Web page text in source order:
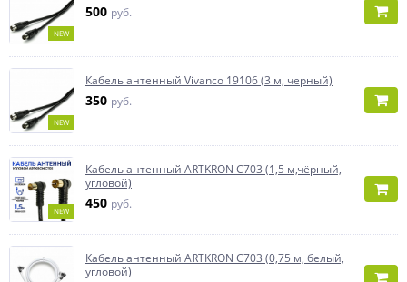
NEW
500 руб.
NEW
Кабель антенный Vivanco 19106 (3 м, черный)
350 руб.
NEW
Кабель антенный ARTKRON C703 (1,5 м,чёрный,
угловой)
450 руб.
Кабель антенный ARTKRON C703 (0,75 м, белый,
угловой)